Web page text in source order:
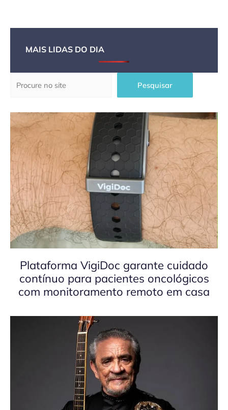
MAIS LIDAS DO DIA
Pesquisar
Plataforma VigiDoc garante cuidado
contínuo para pacientes oncológicos
com monitoramento remoto em casa